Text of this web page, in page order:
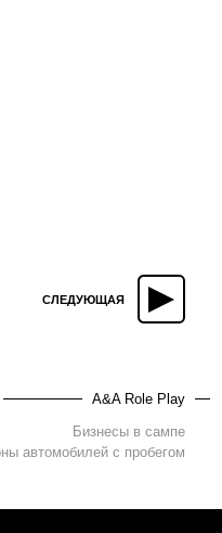
СЛЕДУЮЩАЯ
A&A Role Play
Бизнесы в сампе
автомобилей с пробегом